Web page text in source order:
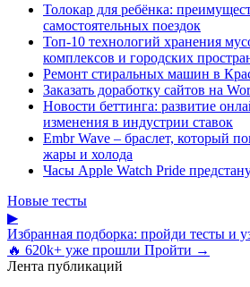
Толокар для ребёнка:
самостоятельных поездок
Топ-10 технологий хранения
комплексов и городских
Ремонт стиральных машин в
Заказать доработку сайтов на
Новости беттинга: развитие
изменения в индустрии ставок
Embr Wave – браслет, который
жары и холода
Часы Apple Watch Pride
Новые тесты
▶
Избранная подборка: пройди тесты и
🔥 620k+ уже прошли Пройти →
Лента публикаций